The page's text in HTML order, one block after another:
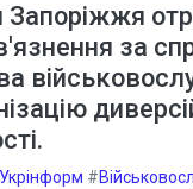
за
Укрінформ #